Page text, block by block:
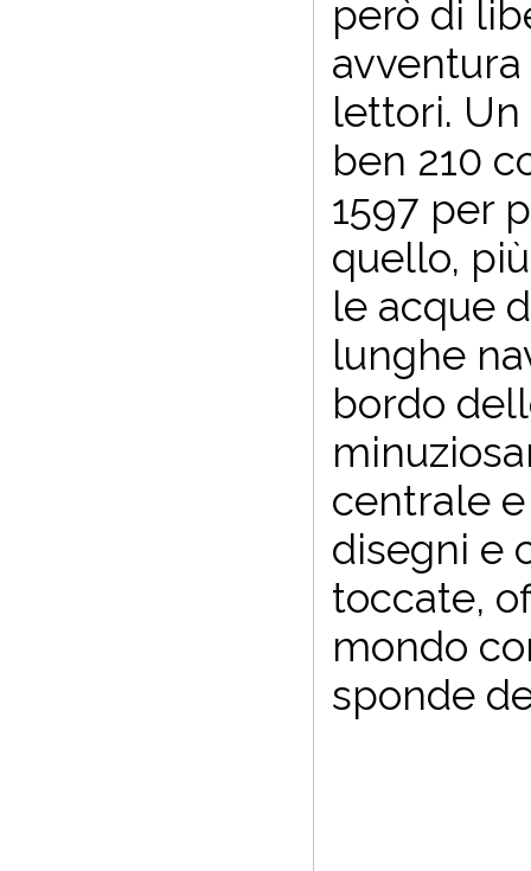
però di
lettori.
ben 210
1597 per
quello,
le acque
lunghe
bordo
centrale
disegni e
toccate,
mondo
sponde